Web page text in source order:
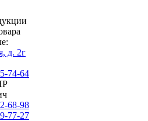
д. 2г
74-64
68-98
77-27